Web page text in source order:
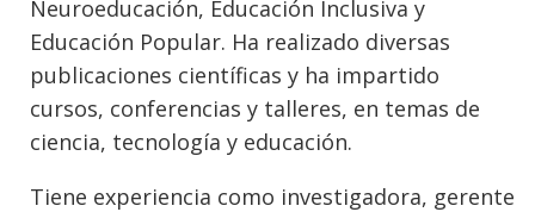
Neuroeducación, Educación Inclusiva y
Educación Popular. Ha realizado diversas
publicaciones científicas y ha impartido
cursos, conferencias y talleres, en temas de
ciencia, tecnología y educación.
Tiene experiencia como investigadora, gerente